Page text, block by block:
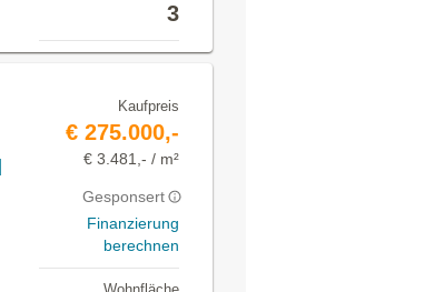
3
Kaufpreis
€ 275.000,-
€ 3.481,- / m²
Gesponsert
Finanzierung
berechnen